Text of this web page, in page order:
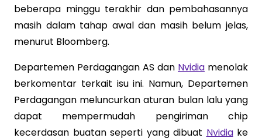
beberapa minggu terakhir dan pembahasannya
masih dalam tahap awal dan masih belum jelas,
menurut Bloomberg.
Departemen Perdagangan AS dan Nvidia menolak
berkomentar terkait isu ini. Namun, Departemen
Perdagangan meluncurkan aturan bulan lalu yang
dapat mempermudah pengiriman chip
kecerdasan buatan seperti yang dibuat Nvidiake